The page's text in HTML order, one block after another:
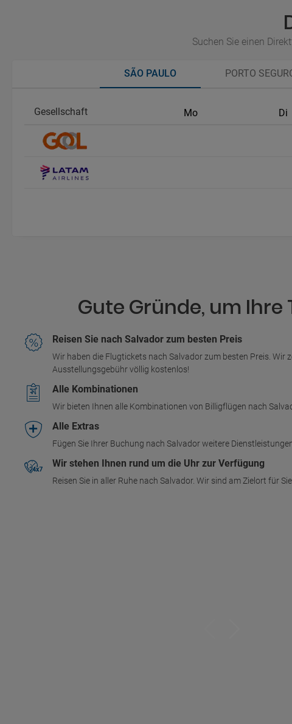
Suchen Sie einen
SÃO PAULO PORTO
Gesellschaft Mo Di
Gute Gründe, um
Reisen Sie nach Salvador zum besten Preis
Wir haben die Flugtickets nach Salvador zum besten Preis. Wir
Ausstellungsgebühr völlig kostenlos!
Alle Kombinationen
Wir bieten Ihnen alle Kombinationen von Billigflügen nach
Alle Extras
Fügen Sie Ihrer Buchung nach Salvador weitere
Wir stehen Ihnen rund um die Uhr zur Verfügung
Reisen Sie in aller Ruhe nach Salvador. Wir sind am Zielort für